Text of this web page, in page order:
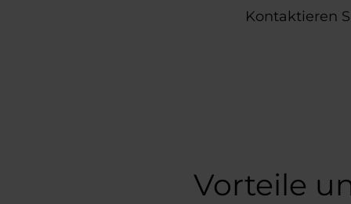
Kontaktieren
Vorteile